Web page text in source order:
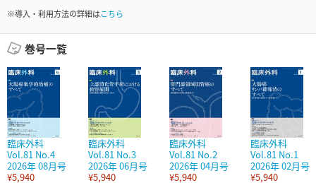
※導入・利用方法の詳細はこちら
巻号一覧
臨床外科
Vol.81 No.4
2026年 08月号
¥5,940
臨床外科
Vol.81 No.3
2026年 06月号
¥5,940
臨床外科
Vol.81 No.2
2026年 04月号
¥5,940
臨床外科
Vol.81 No.1
2026年 02月号
¥5,940